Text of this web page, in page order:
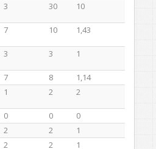
3 30 10
7 10 1,43
3 3 1
7 8
1,14
1 2 2
0 0
0
2 2
1
2 2
1